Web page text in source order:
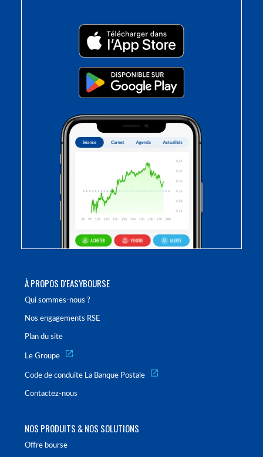
À PROPOS D'EASYBOURSE
Qui sommes-nous ?
Nos engagements RSE
Plan du site
Le Groupe
Code de conduite La Banque Postale
Contactez-nous
NOS PRODUITS & NOS SOLUTIONS
Offre bourse